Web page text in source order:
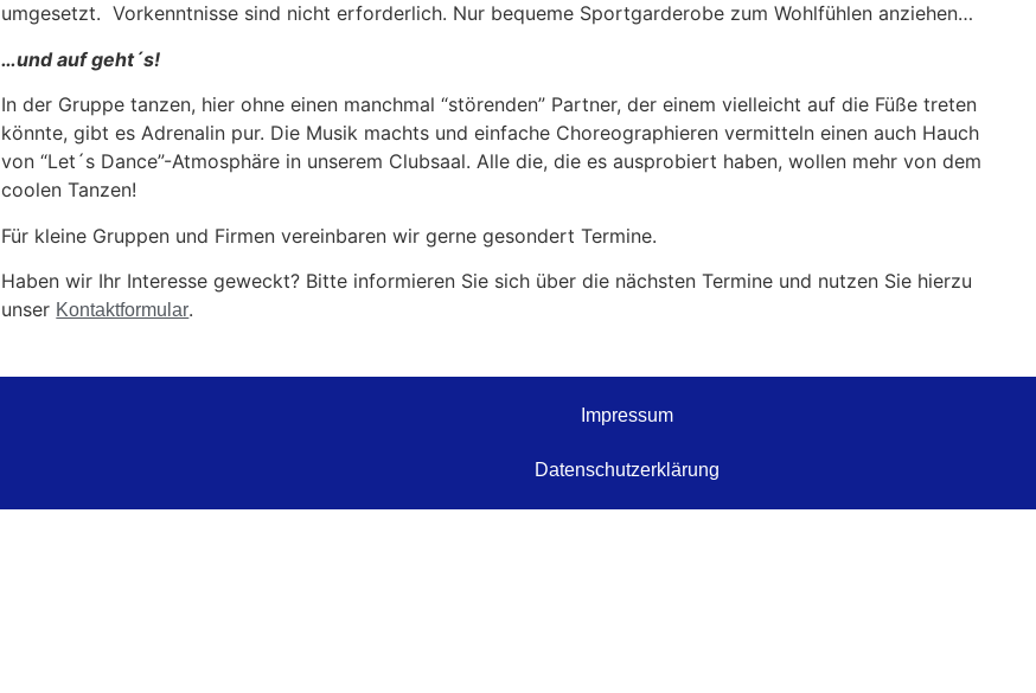
umgesetzt. Vorkenntnisse sind nicht erforderlich. Nur bequeme Sportgarderobe zum Wohlfühlen anziehen…
…und auf geht´s!
In der Gruppe tanzen, hier ohne einen manchmal “störenden” Partner, der einem vielleicht auf die Füße treten
könnte, gibt es Adrenalin pur. Die Musik machts und einfache Choreographieren vermitteln einen auch Hauch
von “Let´s Dance”-Atmosphäre in unserem Clubsaal. Alle die, die es ausprobiert haben, wollen mehr von dem
coolen Tanzen!
Für kleine Gruppen und Firmen vereinbaren wir gerne gesondert Termine.
Haben wir Ihr Interesse geweckt? Bitte informieren Sie sich über die nächsten Termine und nutzen Sie hierzu
unser Kontaktformular.
Impressum
Datenschutzerklärung